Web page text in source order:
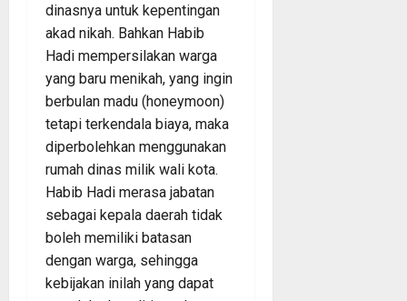
dinasnya untuk kepentingan
akad nikah. Bahkan Habib
Hadi mempersilakan warga
yang baru menikah, yang ingin
berbulan madu (honeymoon)
tetapi terkendala biaya, maka
diperbolehkan menggunakan
rumah dinas milik wali kota.
Habib Hadi merasa jabatan
sebagai kepala daerah tidak
boleh memiliki batasan
dengan warga, sehingga
kebijakan inilah yang dapat